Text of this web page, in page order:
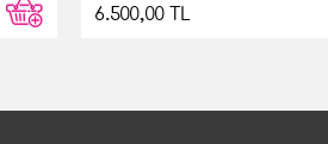
6.500,00 TL